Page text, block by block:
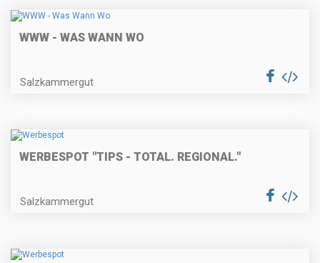
WWW - WAS WANN WO
Salzkammergut
WERBESPOT "TIPS - TOTAL. REGIONAL."
Salzkammergut